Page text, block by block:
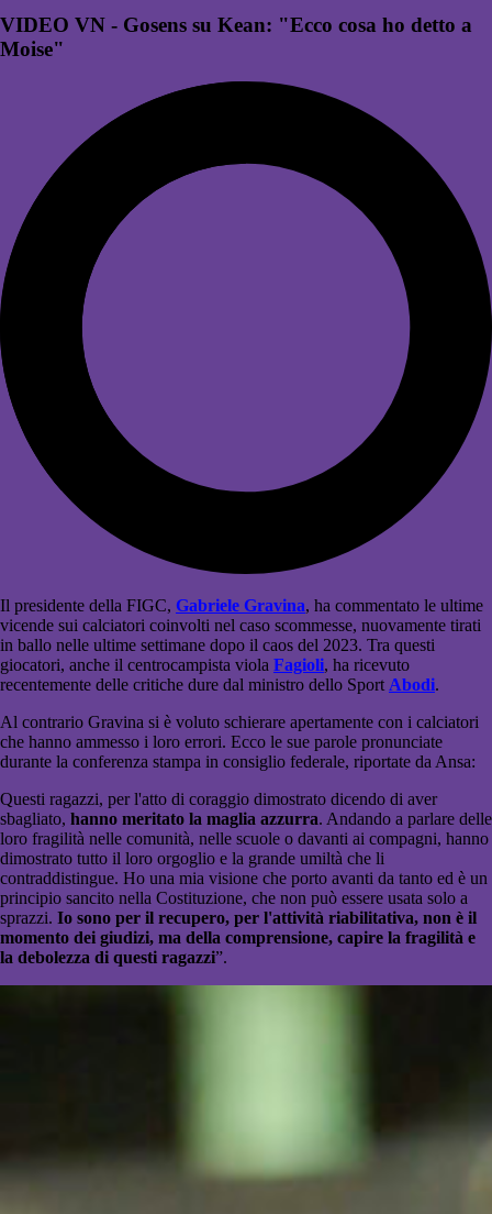
VIDEO VN - Gosens su Kean: "Ecco cosa ho detto a
Moise"
Il presidente della FIGC, Gabriele Gravina, ha commentato le ultime
vicende sui calciatori coinvolti nel caso scommesse, nuovamente tirati
in ballo nelle ultime settimane dopo il caos del 2023. Tra questi
giocatori, anche il centrocampista viola Fagioli, ha ricevuto
recentemente delle critiche dure dal ministro dello SportAbodi.
Al contrario Gravina si è voluto schierare apertamente con i calciatori
che hanno ammesso i loro errori. Ecco le sue parole pronunciate
durante la conferenza stampa in consiglio federale, riportate da Ansa:
Questi ragazzi, per l'atto di coraggio dimostrato dicendo di aver
sbagliato, hanno meritato la maglia azzurra. Andando a parlare delle
loro fragilità nelle comunità, nelle scuole o davanti ai compagni, hanno
dimostrato tutto il loro orgoglio e la grande umiltà che li
contraddistingue. Ho una mia visione che porto avanti da tanto ed è un
principio sancito nella Costituzione, che non può essere usata solo a
sprazzi. Io sono per il recupero, per l'attività riabilitativa, non è il
momento dei giudizi, ma della comprensione, capire la fragilità e
la debolezza di questi ragazzi”.